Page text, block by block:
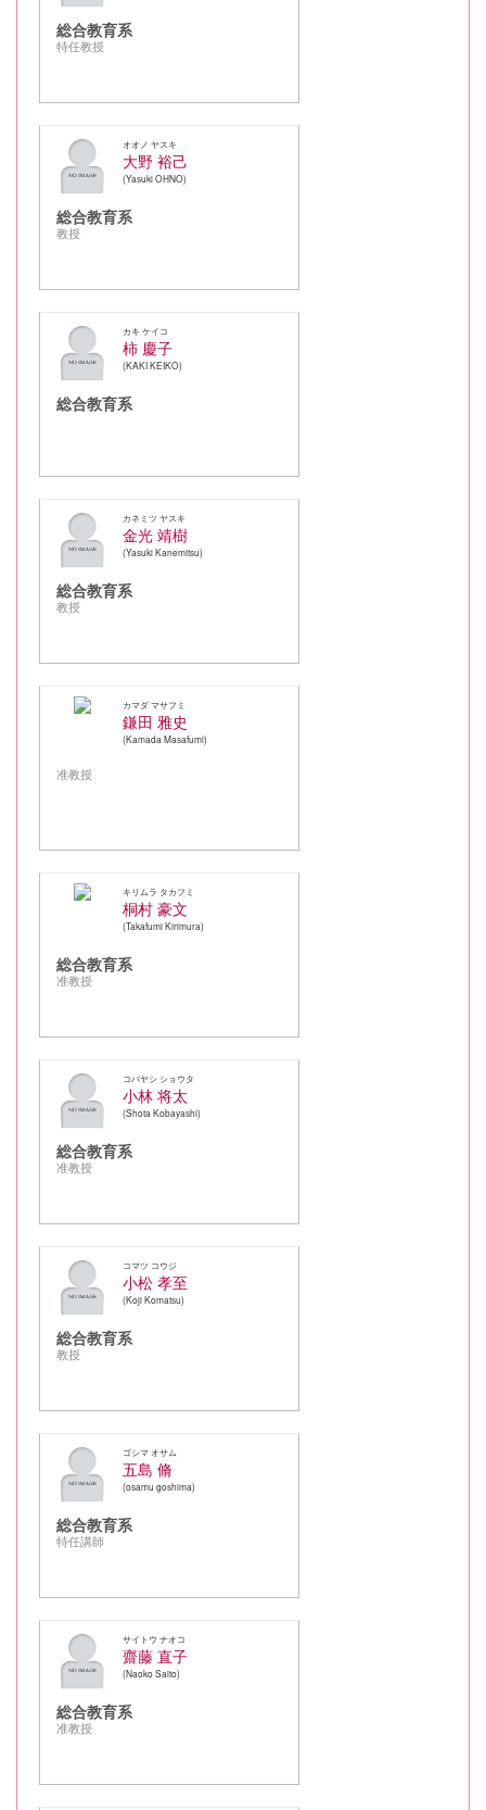
総合教育系
特任教授
オオノ ヤスキ
大野 裕己
Yasuki OHNO
総合教育系
教授
カキ ケイコ
柿 慶子
KAKI KEIKO
総合教育系
カネミツ ヤスキ
金光 靖樹
Yasuki Kanemitsu
総合教育系
教授
カマダ マサフミ
鎌田 雅史
Kamada Masafumi
准教授
キリムラ タカフミ
桐村 豪文
Takafumi Kirimura
総合教育系
准教授
コバヤシ ショウタ
小林 将太
Shota Kobayashi
総合教育系
准教授
コマツ コウジ
小松 孝至
Koji Komatsu
総合教育系
教授
ゴシマ オサム
五島 脩
osamu goshima
総合教育系
特任講師
サイトウ ナオコ
齋藤 直子
Naoko Saito
総合教育系
准教授